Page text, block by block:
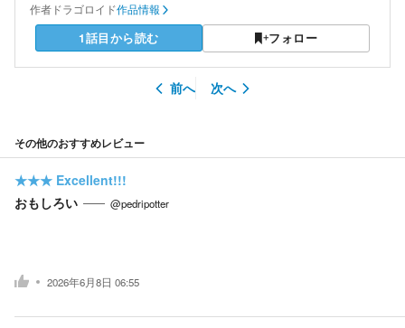
作者 ドラゴロイド作品情報
1話目から読む フォロー
前へ 次へ
その他のおすすめレビュー
★★★ Excellent!!!
おもしろい
@pedripotter
2026年6月8日 06:55